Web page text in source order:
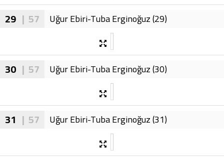
29 | 57 Uğur Ebiri-Tuba Erginoğuz (29)
30 | 57 Uğur Ebiri-Tuba Erginoğuz (30)
31 | 57 Uğur Ebiri-Tuba Erginoğuz (31)